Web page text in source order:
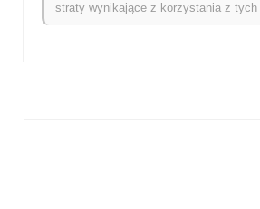
0.34%. Wskazuje to na tymczasowe
UNICHAD w stosunku do szerszego
straty wynikające z korzystania z tych